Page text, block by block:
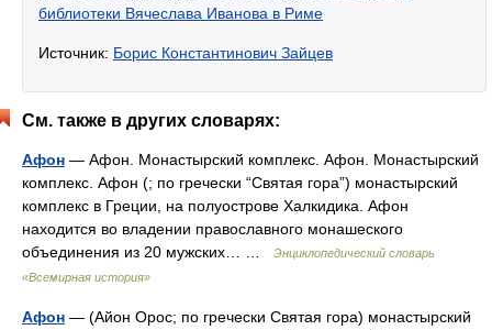
библиотеки Вячеслава Иванова в Риме
Источник: Борис Константинович Зайцев
См. также в других словарях:
Афон — Афон. Монастырский комплекс. Афон. Монастырский
комплекс. Афон (; по гречески “Святая гора”) монастырский
комплекс в Греции, на полуострове Халкидика. Афон
находится во владении православного монашеского
объединения из 20 мужских… …
Энциклопедический словарь
«Всемирная история»
Афон — (Айон Орос; по гречески Святая гора) монастырский